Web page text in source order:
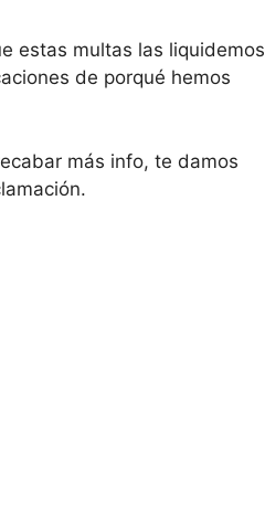
estas multas las liquidemos
de porqué hemos
más info, te damos